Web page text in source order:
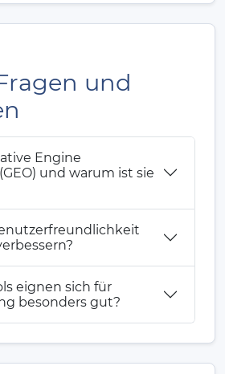
und
Engine
und warum ist sie
eignen sich für
besonders gut?